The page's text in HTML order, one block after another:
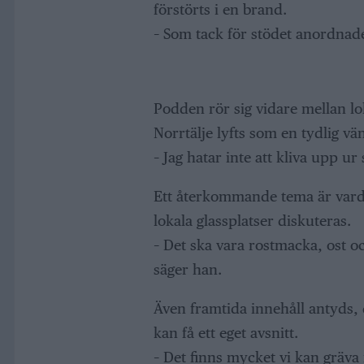
förstörts i en brand.
– Som tack för stödet
Podden rör sig vidare mellan
Norrtälje lyfts som en tydlig
– Jag hatar inte att kliva upp ur
Ett återkommande tema är
lokala glassplatser diskuteras.
– Det ska vara rostmacka, ost
säger han.
Även framtida innehåll
kan få ett eget avsnitt.
– Det finns mycket vi kan